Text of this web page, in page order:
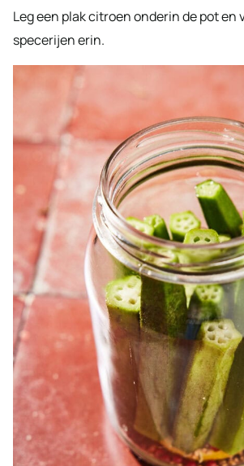
Leg een plak citroen onderin de pot en
specerijen erin.